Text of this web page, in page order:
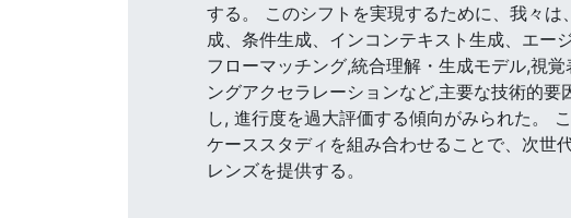
する。 このシフトを実現するために、我々
成、条件生成、インコンテキスト生成、エー
フローマッチング,統合理解・生成モデル,視
ングアクセラレーションなど,主要な技術的
し, 進行度を過大評価する傾向がみられた。
ケーススタディを組み合わせることで、次世
レンズを提供する。